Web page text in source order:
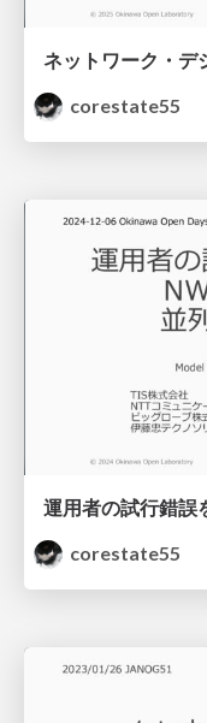
corestate55
corestate55